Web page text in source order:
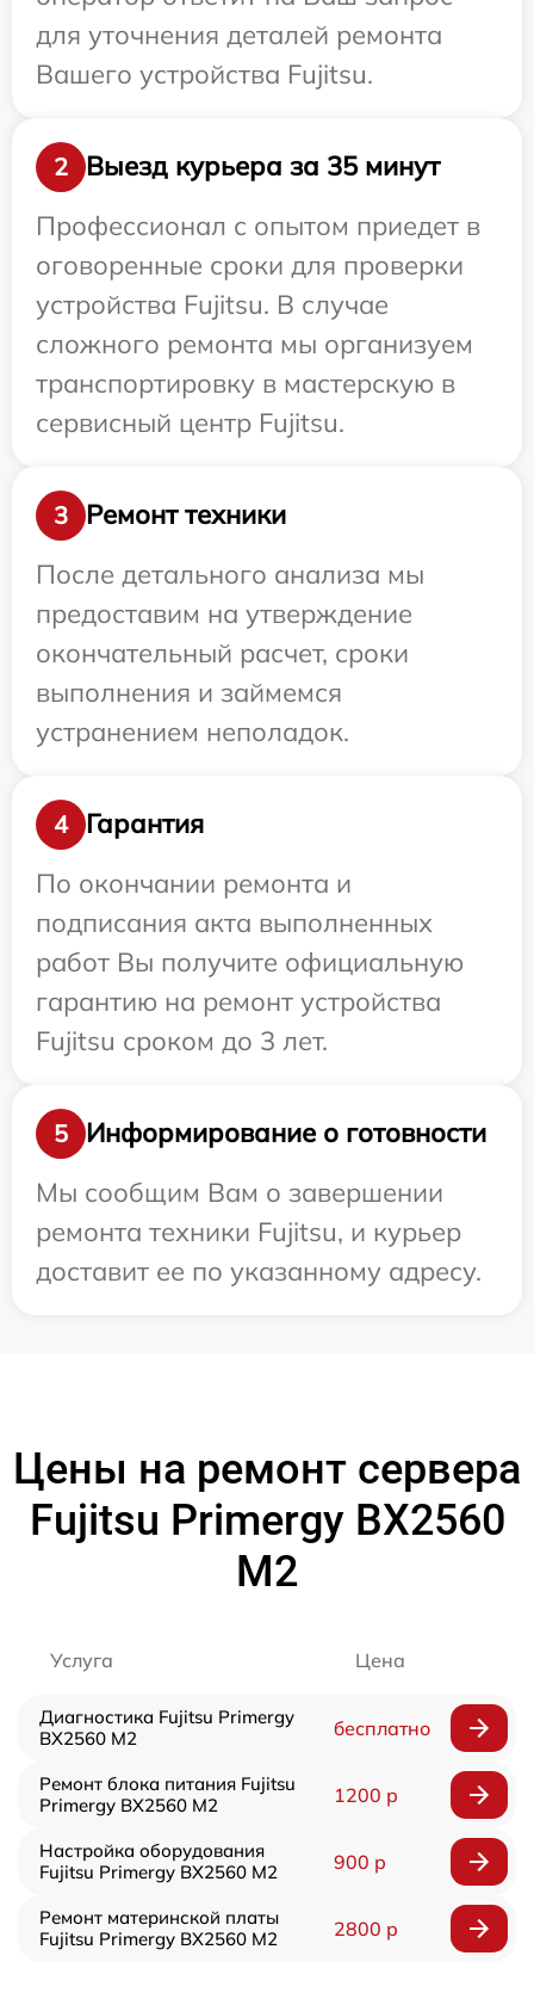
для уточнения деталей ремонта
Вашего устройства Fujitsu.
2
Выезд курьера за 35 минут
Профессионал с опытом приедет в
оговоренные сроки для проверки
устройства Fujitsu. В случае
сложного ремонта мы организуем
транспортировку в мастерскую в
сервисный центр Fujitsu.
3
Ремонт техники
После детального анализа мы
предоставим на утверждение
окончательный расчет, сроки
выполнения и займемся
устранением неполадок.
4
Гарантия
По окончании ремонта и
подписания акта выполненных
работ Вы получите официальную
гарантию на ремонт устройства
Fujitsu сроком до 3 лет.
5
Информирование о готовности
Мы сообщим Вам о завершении
ремонта техники Fujitsu, и курьер
доставит ее по указанному адресу.
Цены на ремонт сервера
Fujitsu Primergy BX2560
M2
Услуга Цена
Диагностика Fujitsu Primergy
BX2560 M2
бесплатно
Ремонт блока питания Fujitsu
Primergy BX2560 M2
1200 р
Настройка оборудования
Fujitsu Primergy BX2560 M2
900 р
Ремонт материнской платы
Fujitsu Primergy BX2560 M2
2800 р